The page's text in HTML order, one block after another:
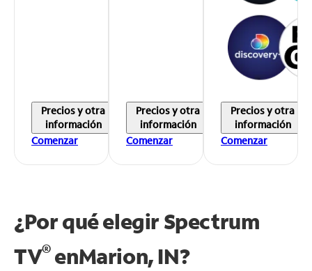
Precios y otra
información
Comenzar
Precios y otra
información
Comenzar
Precios y otra
información
Comenzar
¿Por qué elegir Spectrum
TV®enMarion, IN?